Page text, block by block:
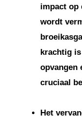
impact op
wordt
krachtig
opvangen
cruciaal
Het